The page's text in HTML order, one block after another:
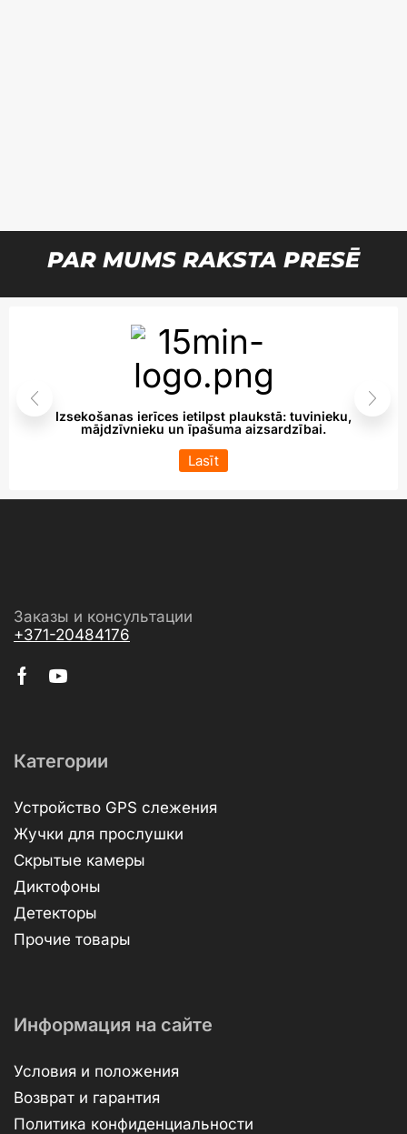
PAR MUMS RAKSTA PRESĒ
Izsekošanas ierīces ietilpst plaukstā: tuvinieku,
mājdzīvnieku un īpašuma aizsardzībai.
Lasīt
Заказы и консультации
+371-20484176
Категории
Устройство GPS слежения
Жучки для прослушки
Скрытые камеры
Диктофоны
Детекторы
Прочие товары
Информация на сайте
Условия и положения
Возврат и гарантия
Политика конфиденциальности